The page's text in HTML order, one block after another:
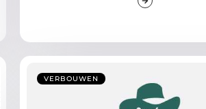
VERBOUWEN